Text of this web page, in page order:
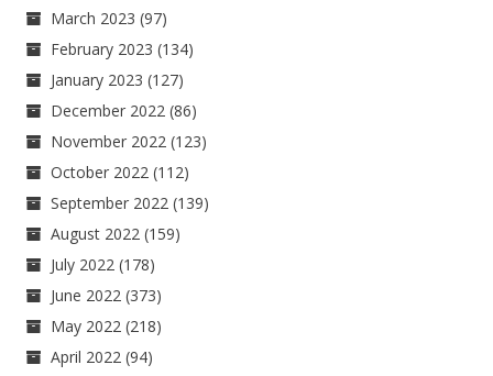
March 2023 (97)
February 2023 (134)
January 2023 (127)
December 2022 (86)
November 2022 (123)
October 2022 (112)
September 2022 (139)
August 2022 (159)
July 2022 (178)
June 2022 (373)
May 2022 (218)
April 2022 (94)